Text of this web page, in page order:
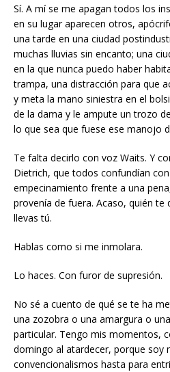
Sí. A mí se me apagan todos los
en su lugar aparecen otros,
una tarde en una ciudad
muchas lluvias sin encanto; una
en la que nunca puedo haber
trampa, una distracción para que
y meta la mano siniestra en el
de la dama y le ampute un trozo
lo que sea que fuese ese manojo
Te falta decirlo con voz Waits. Y
Dietrich, que todos confundían
empecinamiento frente a una
provenía de fuera. Acaso, quién te
llevas tú.
Hablas como si me inmolara.
Lo haces. Con furor de supresión.
No sé a cuento de qué se te ha
una zozobra o una amargura o
particular. Tengo mis momentos,
domingo al atardecer, porque soy
convencionalismos hasta para